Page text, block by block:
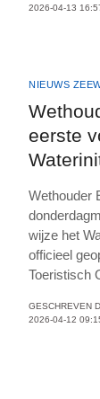
2026-04-13
NIEUWS
eerste
Wethouder
wijze het
officieel
Toeristisch
GESCHREVEN
2026-04-12